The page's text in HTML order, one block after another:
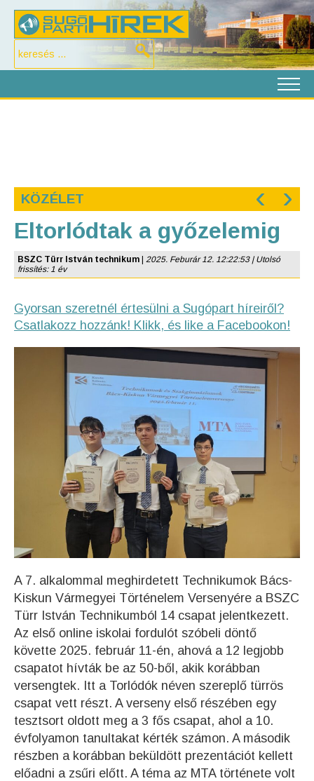
KÖZÉLET ‹ ›
Eltorlódtak a győzelemig
BSZC Türr István technikum
2025. Feburár 12. 12:22:53 | Utolsó
frissítés: 1 év
Gyorsan szeretnél értesülni a Sugópart híreiről?
Csatlakozz hozzánk! Klikk, és like a Facebookon!
A 7. alkalommal meghirdetett Technikumok Bács-
Kiskun Vármegyei Történelem Versenyére a BSZC
Türr István Technikumból 14 csapat jelentkezett.
Az első online iskolai fordulót szóbeli döntő
követte 2025. február 11-én, ahová a 12 legjobb
csapatot hívták be az 50-ből, akik korábban
versengtek. Itt a Torlódók néven szereplő türrös
csapat vett részt. A verseny első részében egy
tesztsort oldott meg a 3 fős csapat, ahol a 10.
évfolyamon tanultakat kérték számon. A második
részben a korábban beküldött prezentációt kellett
előadni a zsűri előtt. A téma az MTA története volt